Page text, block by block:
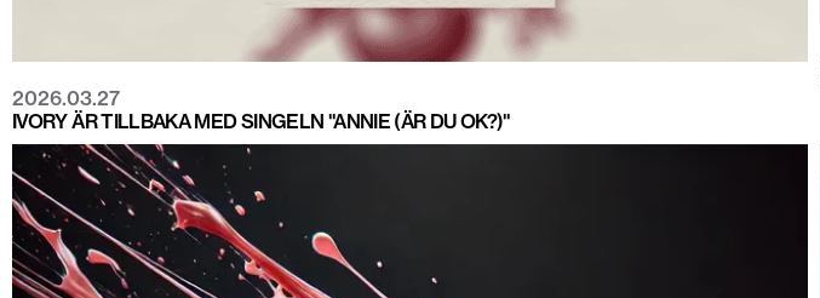
2026.03.27
IVORY ÄR TILLBAKA MED SINGELN "ANNIE (ÄR DU OK?)"